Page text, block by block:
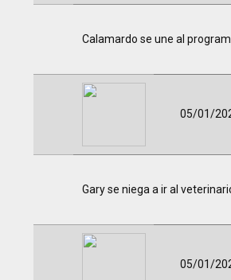
Calamardo se une al
05/01/
Gary se niega a ir al
05/01/